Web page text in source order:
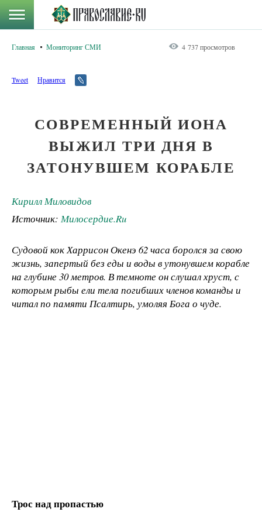
Главная Мониторинг СМИ 4 737 просмотров
Tweet Нравится
СОВРЕМЕННЫЙ ИОНА
ВЫЖИЛ ТРИ ДНЯ В
ЗАТОНУВШЕМ КОРАБЛЕ
Кирилл Миловидов
Источник: Милосердие.Ru
Судовой кок Харрисон Окенэ 62 часа боролся за свою
жизнь, запертый без еды и воды в утонувшем корабле
на глубине 30 метров. В темноте он слушал хруст, с
которым рыбы ели тела погибших членов команды и
читал по памяти Псалтирь, умоляя Бога о чуде.
Трос над пропастью